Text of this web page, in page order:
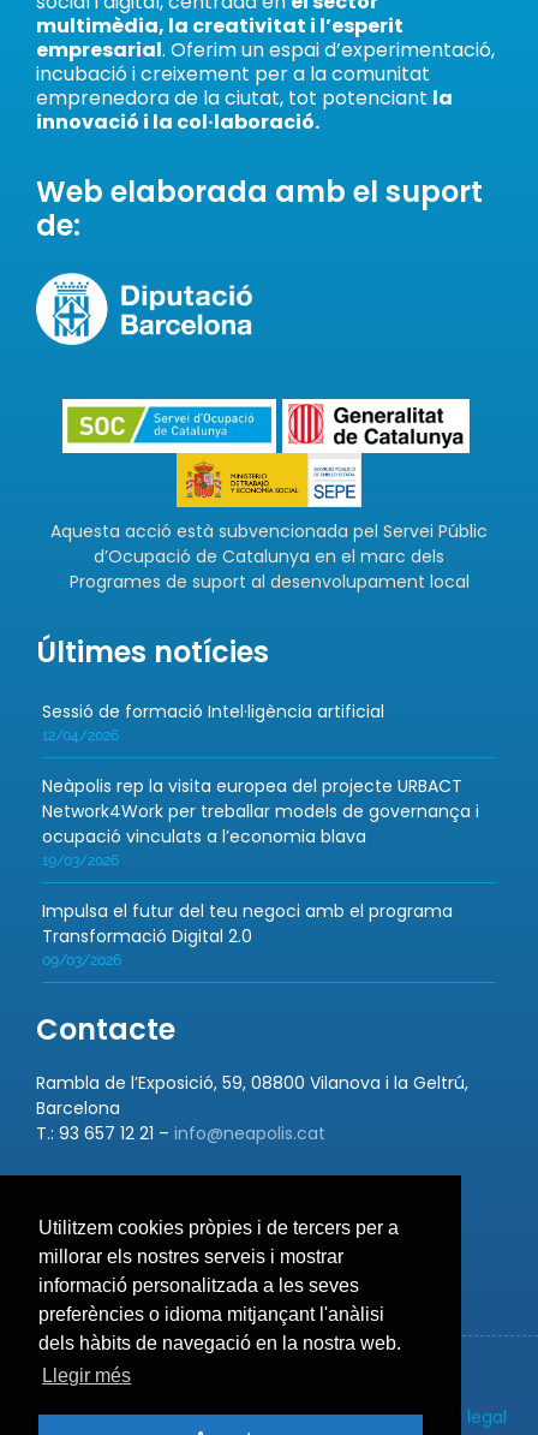
Utilitzem cookies pròpies i de tercers per a
millorar els nostres serveis i mostrar
informació personalitzada a les seves
preferències o idioma mitjançant l'anàlisi
dels hàbits de navegació en la nostra web.
Llegir més
multimèdia, la creativitat i l’esperit
empresarial. Oferim un espai d’experimentació,
incubació i creixement per a la comunitat
emprenedora de la ciutat, tot potenciant la
innovació i la col·laboració.
Web elaborada amb el suport
de:
Aquesta acció està subvencionada pel Servei Públic
d’Ocupació de Catalunya en el marc dels
Programes de suport al desenvolupament local
Últimes notícies
Sessió de formació Intel·ligència artificial
12/04/2026
Neàpolis rep la visita europea del projecte URBACT
Network4Work per treballar models de governança i
ocupació vinculats a l’economia blava
19/03/2026
Impulsa el futur del teu negoci amb el programa
Transformació Digital 2.0
09/03/2026
Contacte
Rambla de l’Exposició, 59, 08800 Vilanova i la Geltrú,
Barcelona
T.: 93 657 12 21 – info@neapolis.cat
Bústia de suggeriments
Política de privacitat Política de cookies Avís legal